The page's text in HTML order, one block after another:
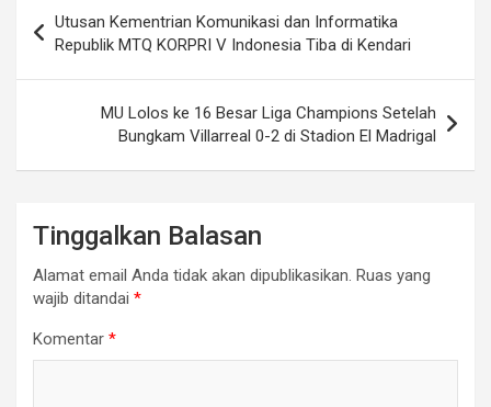
pos
Utusan Kementrian Komunikasi dan Informatika
Republik MTQ KORPRI V Indonesia Tiba di Kendari
MU Lolos ke 16 Besar Liga Champions Setelah
Bungkam Villarreal 0-2 di Stadion El Madrigal
Tinggalkan Balasan
Alamat email Anda tidak akan dipublikasikan. Ruas yang
wajib ditandai *
Komentar *